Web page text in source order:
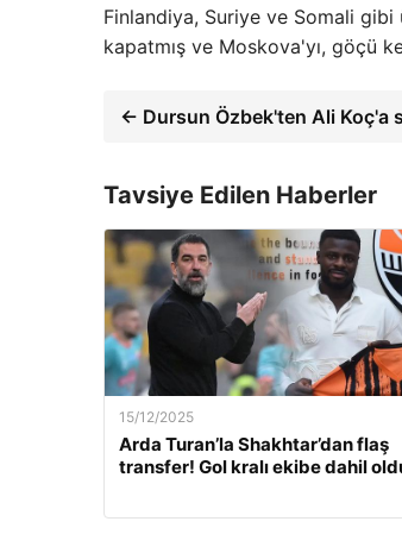
Finlandiya, Suriye ve Somali gibi
kapatmış ve Moskova'yı, göçü
← Dursun Özbek'ten Ali Koç'a
Tavsiye Edilen Haberler
15/12/2025
Arda Turan’la Shakhtar’dan flaş
transfer! Gol kralı ekibe dahil